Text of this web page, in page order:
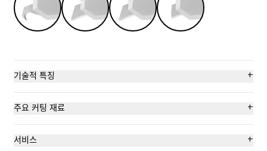
기술적 특징 +
완전자동 칼날 복귀
주요 커팅 재료 +
서비스 +